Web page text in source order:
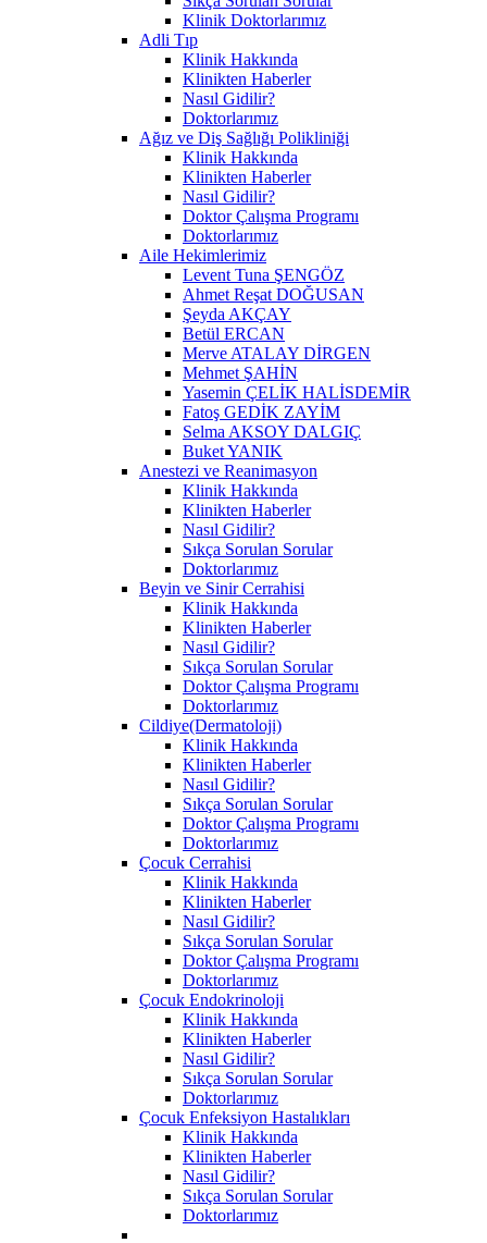
Klinik Doktorlarımız
Adli Tıp
Klinik Hakkında
Klinikten Haberler
Nasıl Gidilir?
Doktorlarımız
Ağız ve Diş Sağlığı Polikliniği
Klinik Hakkında
Klinikten Haberler
Nasıl Gidilir?
Doktor Çalışma Programı
Doktorlarımız
Aile Hekimlerimiz
Levent Tuna ŞENGÖZ
Ahmet Reşat DOĞUSAN
Şeyda AKÇAY
Betül ERCAN
Merve ATALAY DİRGEN
Mehmet ŞAHİN
Yasemin ÇELİK HALİSDEMİR
Fatoş GEDİK ZAYİM
Selma AKSOY DALGIÇ
Buket YANIK
Anestezi ve Reanimasyon
Klinik Hakkında
Klinikten Haberler
Nasıl Gidilir?
Sıkça Sorulan Sorular
Doktorlarımız
Beyin ve Sinir Cerrahisi
Klinik Hakkında
Klinikten Haberler
Nasıl Gidilir?
Sıkça Sorulan Sorular
Doktor Çalışma Programı
Doktorlarımız
Cildiye(Dermatoloji)
Klinik Hakkında
Klinikten Haberler
Nasıl Gidilir?
Sıkça Sorulan Sorular
Doktor Çalışma Programı
Doktorlarımız
Çocuk Cerrahisi
Klinik Hakkında
Klinikten Haberler
Nasıl Gidilir?
Sıkça Sorulan Sorular
Doktor Çalışma Programı
Doktorlarımız
Çocuk Endokrinoloji
Klinik Hakkında
Klinikten Haberler
Nasıl Gidilir?
Sıkça Sorulan Sorular
Doktorlarımız
Çocuk Enfeksiyon Hastalıkları
Klinik Hakkında
Klinikten Haberler
Nasıl Gidilir?
Sıkça Sorulan Sorular
Doktorlarımız